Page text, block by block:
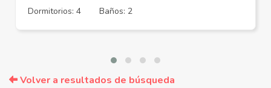
Dormitorios: 4
Baños: 2
Volver a resultados de búsqueda